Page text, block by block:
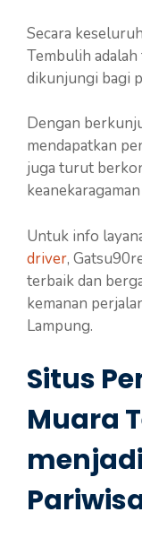
Secara
Tembulih
dikunjungi bagi
Dengan
mendapatkan
juga turut
Untuk info
driver,
terbaik dan
kemanan
Lampung.
Situs
Muara